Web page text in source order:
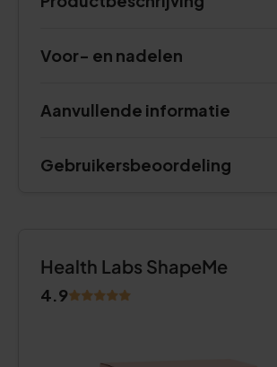
Voor- en nadelen
Aanvullende informatie
Gebruikersbeoordeling
Health Labs ShapeMe
4.9